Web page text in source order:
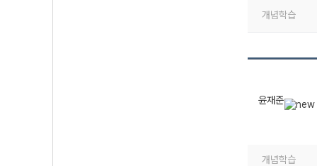
개념학습
윤재준
개념학습